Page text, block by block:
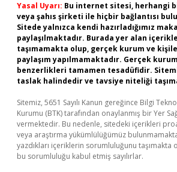
Yasal Uyarı: Bu internet sitesi, herhangi
veya şahıs şirketi ile hiçbir bağlantısı
Sitede yalnızca kendi hazırladığımız
paylaşılmaktadır. Burada yer alan
taşımamakta olup, gerçek kurum ve
paylaşım yapılmamaktadır. Gerçek
benzerlikleri tamamen tesadüfidir.
taslak halindedir ve tavsiye niteliği
Sitemiz, 5651 Sayılı Kanun gereğince Bilgi
Kurumu (BTK) tarafından onaylanmış bir Yer
vermektedir. Bu nedenle, sitedeki içerikleri
veya araştırma yükümlülüğümüz
yazdıkları içeriklerin sorumluluğunu taşımakta
bu sorumluluğu kabul etmiş sayılırlar.